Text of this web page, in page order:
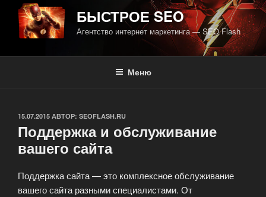
БЫСТРОЕ SEO
Агентство интернет маркетинга — SEO Flash
Меню
ОПУБЛИКОВАНО
15.07.2015 АВТОР: SEOFLASH.RU
Поддержка и обслуживание
вашего сайта
Поддержка сайта — это комплексное обслуживание
вашего сайта разными специалистами. От